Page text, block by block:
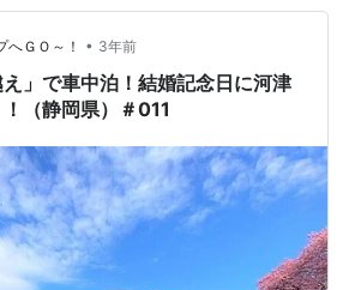
ダイヤモンドブランケット」 ユニフ
ブル」 富岡製糸場へ行こう！ ポスト
コーンバター…
へＧＯ～！ • 3年前
」で車中泊！結婚記念日に河津
（静岡県）＃011